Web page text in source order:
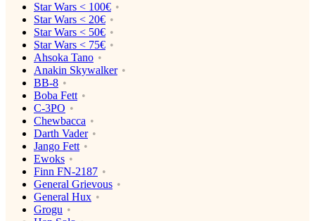
Star Wars < 100€
Star Wars < 20€
Star Wars < 50€
Star Wars < 75€
Ahsoka Tano
Anakin Skywalker
BB-8
Boba Fett
C-3PO
Chewbacca
Darth Vader
Jango Fett
Ewoks
Finn FN-2187
General Grievous
General Hux
Grogu